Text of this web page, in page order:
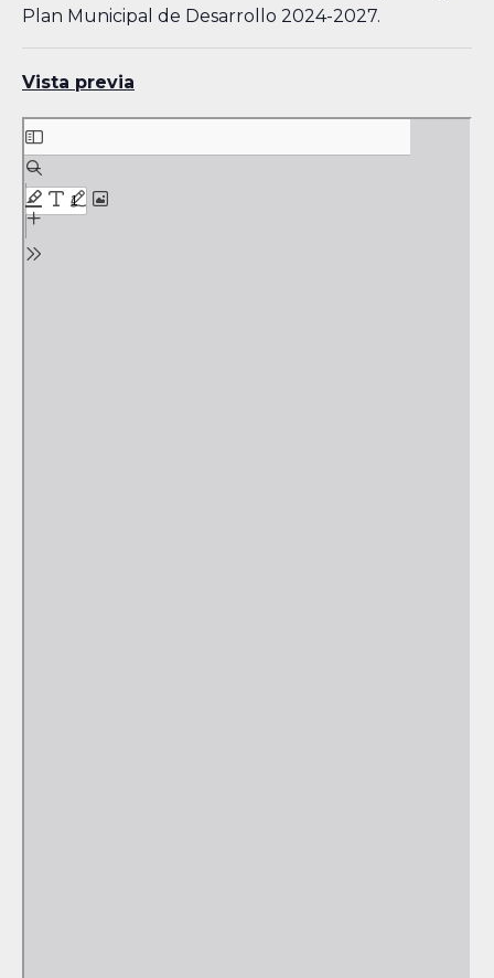
Plan Municipal de Desarrollo 2024-2027.
Vista previa
Skip
to
PDF
content